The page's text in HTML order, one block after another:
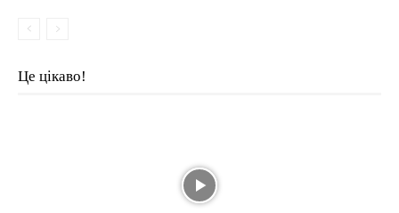
Це цікаво!